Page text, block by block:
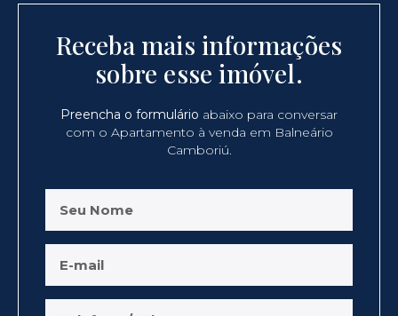
Receba mais informações
sobre esse imóvel.
Preencha o formulário abaixo para conversar
com o Apartamento à venda em Balneário
Camboriú.